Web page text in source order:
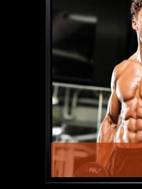
فوق العاده...
افزایش قد